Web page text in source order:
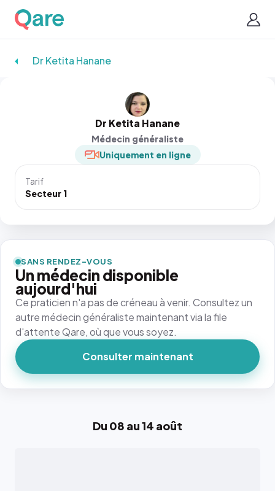
Dr Ketita Hanane
Dr Ketita Hanane
Médecin généraliste
Uniquement en ligne
Tarif
Secteur 1
Du 08 au 14 août
SANS RENDEZ-VOUS
Un médecin disponible
aujourd'hui
Ce praticien n'a pas de créneau à venir. Consultez un
autre médecin généraliste maintenant via la file
d'attente Qare, où que vous soyez.
Consulter maintenant